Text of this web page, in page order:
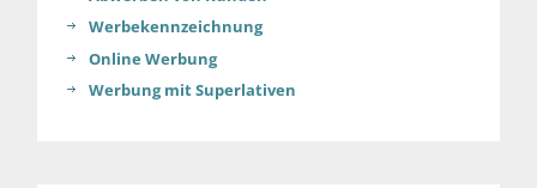
Werbekennzeichnung
Online Werbung
Werbung mit Superlativen